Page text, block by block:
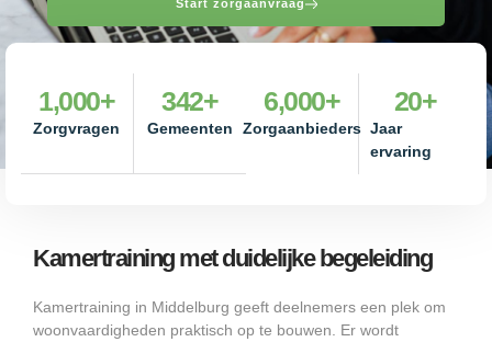
Start zorgaanvraag
Zorgvragen
1,000+
Gemeenten
342+
Zorgaanbieders
6,000+
Jaar
ervaring
20+
Kamertraining met duidelijke begeleiding
Kamertraining in Middelburg geeft deelnemers een plek om
woonvaardigheden praktisch op te bouwen. Er wordt